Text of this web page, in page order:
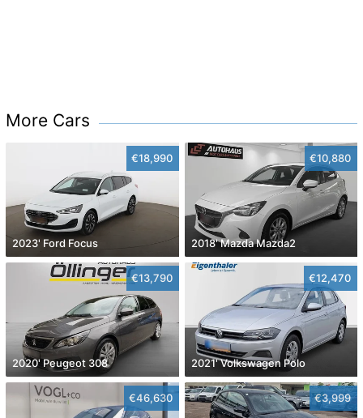
More Cars
€18,990
2023' Ford Focus
€10,880
2018' Mazda Mazda2
€13,790
2020' Peugeot 308
€12,470
2021' Volkswagen Polo
€46,630 €3,999